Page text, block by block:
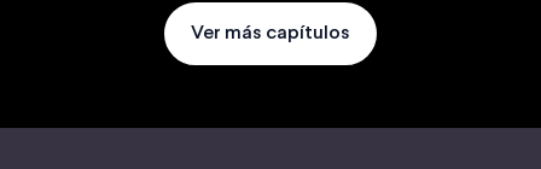
Ver más capítulos